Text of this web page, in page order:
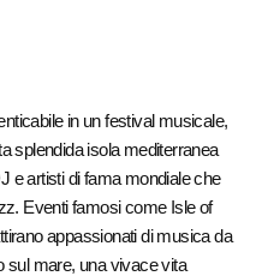
in un festival musicale,
splendida isola mediterranea
e artisti di fama mondiale che
Eventi famosi come Isle of
appassionati di musica da
sul mare, una vivace vita